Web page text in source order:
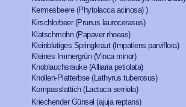
Kermesbeere (Phytolacca acinosa) )
Kirschlorbeer (Prunus laurocerasus)
Klatschmohn (Papaver rhoeas)
Kleinblütiges Springkraut (Impatiens parviflora)
Kleines Immergrün (Vinca minor)
Knoblauchsrauke (Alliaria petiolata)
Knollen-Platterbse (Lathyrus tuberosus)
Kompasslattich (Lactuca serriola)
Kriechender Günsel (ajuja reptans)